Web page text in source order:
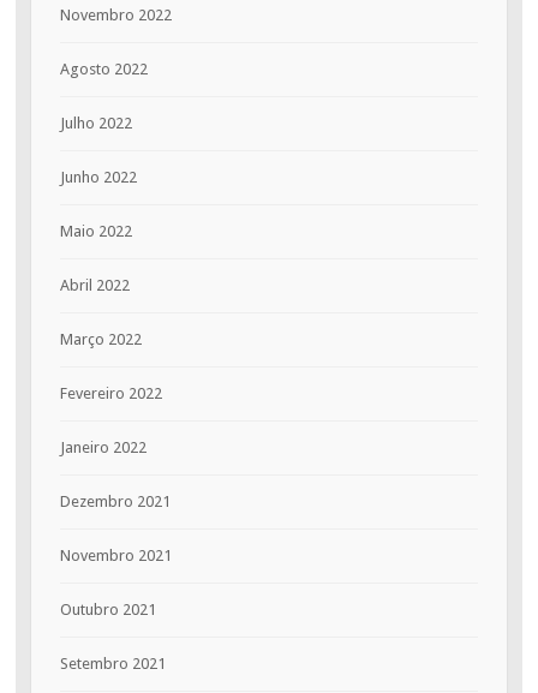
Novembro 2022
Agosto 2022
Julho 2022
Junho 2022
Maio 2022
Abril 2022
Março 2022
Fevereiro 2022
Janeiro 2022
Dezembro 2021
Novembro 2021
Outubro 2021
Setembro 2021